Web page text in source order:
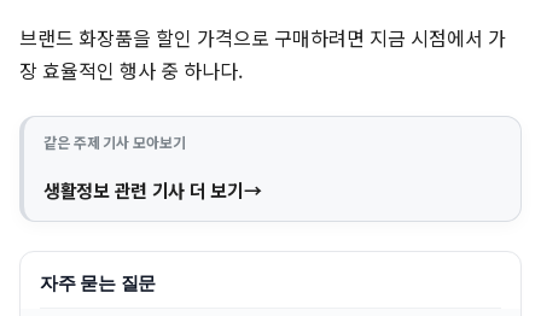
브랜드 화장품을 할인 가격으로 구매하려면 지금 시점에서 가
장 효율적인 행사 중 하나다.
같은 주제 기사 모아보기
생활정보 관련 기사 더 보기
자주 묻는 질문